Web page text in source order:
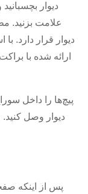
دیوار
علامت بزنید.
دیوار قرار دارد.
ارائه شده با
پیچ‌ها را داخل
دیوار وصل
پس از اینکه